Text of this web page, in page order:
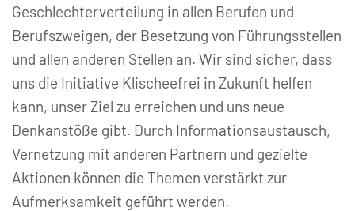
Geschlechterverteilung in allen Berufen und
Berufszweigen, der Besetzung von Führungsstellen
und allen anderen Stellen an. Wir sind sicher, dass
uns die Initiative Klischeefrei in Zukunft helfen
kann, unser Ziel zu erreichen und uns neue
Denkanstöße gibt. Durch Informationsaustausch,
Vernetzung mit anderen Partnern und gezielte
Aktionen können die Themen verstärkt zur
Aufmerksamkeit geführt werden.